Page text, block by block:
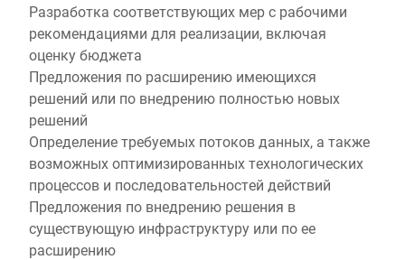
Разработка соответствующих мер с рабочими
рекомендациями для реализации, включая
оценку бюджета
Предложения по расширению имеющихся
решений или по внедрению полностью новых
решений
Определение требуемых потоков данных, а также
возможных оптимизированных технологических
процессов и последовательностей действий
Предложения по внедрению решения в
существующую инфраструктуру или по ее
расширению